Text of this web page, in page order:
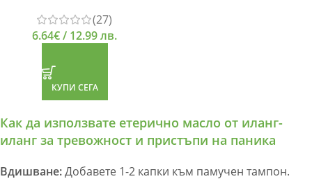
(27)
6.64€/ 12.99 лв.
КУПИ СЕГА
Как да използвате етерично масло от иланг-
иланг за тревожност и пристъпи на паника
Вдишване:Добавете 1-2 капки към памучен тампон.